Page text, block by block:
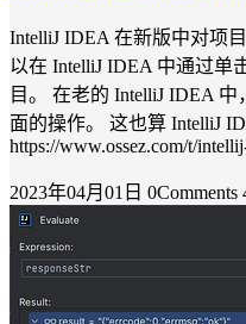
IntelliJ IDEA 在新版中对
以在 IntelliJ IDEA 中通过单
目。 在老的 IntelliJ IDEA
面的操作。 这也算 IntelliJ
https://www.ossez.com/t/
2023年04月01日 0Comments